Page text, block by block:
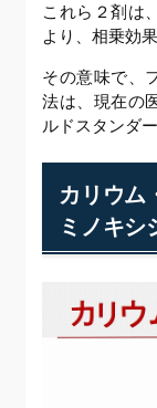
これら２剤は
より、相乗効
その意味で、
法は、現在の
ルドスタンダ
カリウム
ミノキシ